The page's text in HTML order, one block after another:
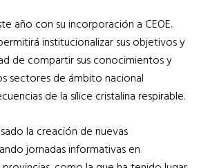
año con su incorporación a CEOE.
institucionalizar sus objetivos y
de compartir sus conocimientos y
sectores de ámbito nacional
de la sílice cristalina respirable.
la creación de nuevas
jornadas informativas en